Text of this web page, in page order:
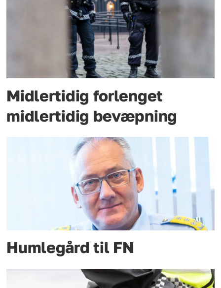
Midlertidig forlenget
midlertidig bevæpning
Humlegård til FN